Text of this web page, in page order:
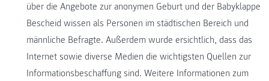
über die Angebote zur anonymen Geburt und der Babyklappe
Bescheid wissen als Personen im städtischen Bereich und
männliche Befragte. Außerdem wurde ersichtlich, dass das
Internet sowie diverse Medien die wichtigsten Quellen zur
Informationsbeschaffung sind. Weitere Informationen zum